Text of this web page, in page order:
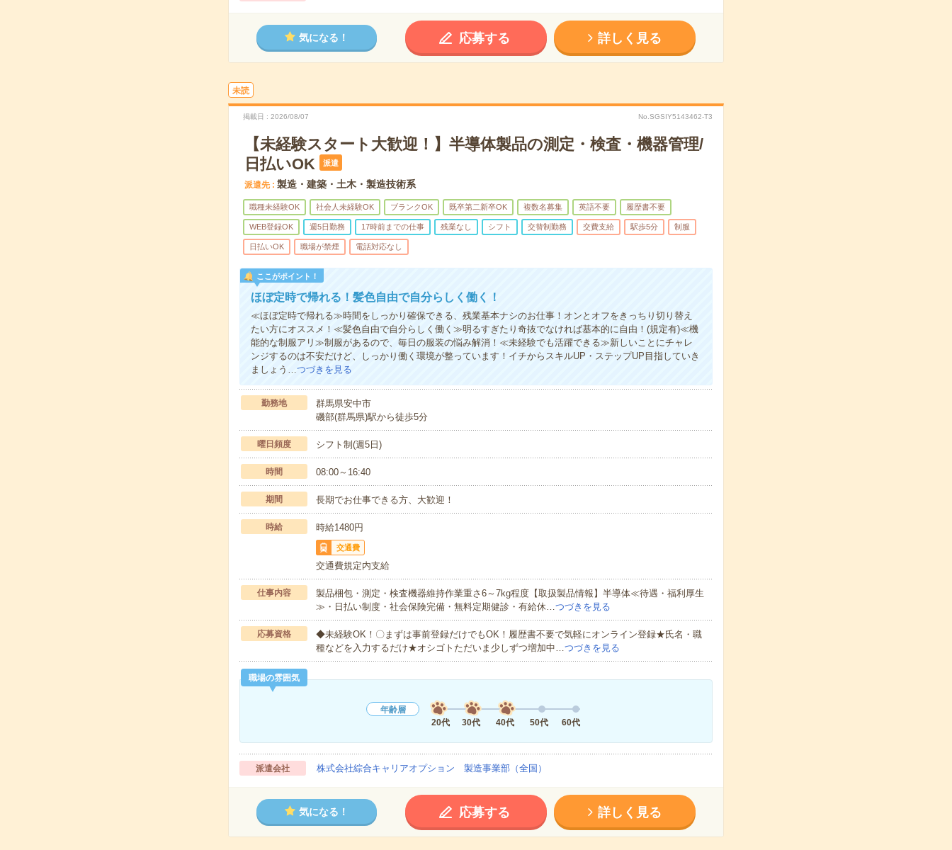
気になる！ 応募する 詳しく見る
未読
掲載日 2026/08/07 No.SGSIY5143462-T3
【未経験スタート大歓迎！】半導体製品の測定・検査・機器管理/
日払いOK
派遣
派遣先 製造・建築・土木・製造技術系
職種未経験OK 社会人未経験OK ブランクOK 既卒第二新卒OK 複数名募集 英語不要 履歴書不要
WEB登録OK 週5日勤務 17時前までの仕事 残業なし シフト 交替制勤務 交費支給 駅歩5分 制服
日払いOK 職場が禁煙 電話対応なし
ここがポイント！
ほぼ定時で帰れる！髪色自由で自分らしく働く！
≪ほぼ定時で帰れる≫時間をしっかり確保できる、残業基本ナシのお仕事！オンとオフをきっちり切り替え
たい方にオススメ！≪髪色自由で自分らしく働く≫明るすぎたり奇抜でなければ基本的に自由！(規定有)≪機
能的な制服アリ≫制服があるので、毎日の服装の悩み解消！≪未経験でも活躍できる≫新しいことにチャレ
ンジするのは不安だけど、しっかり働く環境が整っています！イチからスキルUP・ステップUP目指していき
ましょう…つづきを見る
勤務地
群馬県安中市
磯部(群馬県)駅から徒歩5分
曜日頻度 シフト制(週5日)
時間 08:00～16:40
期間 長期でお仕事できる方、大歓迎！
時給 時給1480円
交通費
交通費規定内支給
仕事内容
製品梱包・測定・検査機器維持作業重さ6～7kg程度【取扱製品情報】半導体≪待遇・福利厚生
≫・日払い制度・社会保険完備・無料定期健診・有給休…つづきを見る
応募資格
◆未経験OK！〇まずは事前登録だけでもOK！履歴書不要で気軽にオンライン登録★氏名・職
種などを入力するだけ★オシゴトただいま少しずつ増加中…つづきを見る
職場の雰囲気
年齢層
20代
30代 40代 50代 60代
派遣会社 株式会社綜合キャリアオプション 製造事業部（全国）
気になる！ 応募する 詳しく見る